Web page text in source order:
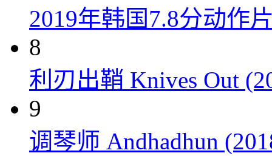
2019年韩国7.8分动作
8
利刃出鞘 Knives Out
9
调琴师 Andhadhun